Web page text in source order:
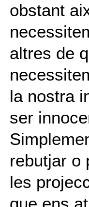
obstant
altres de
la nostra
ser
rebutjar o
les